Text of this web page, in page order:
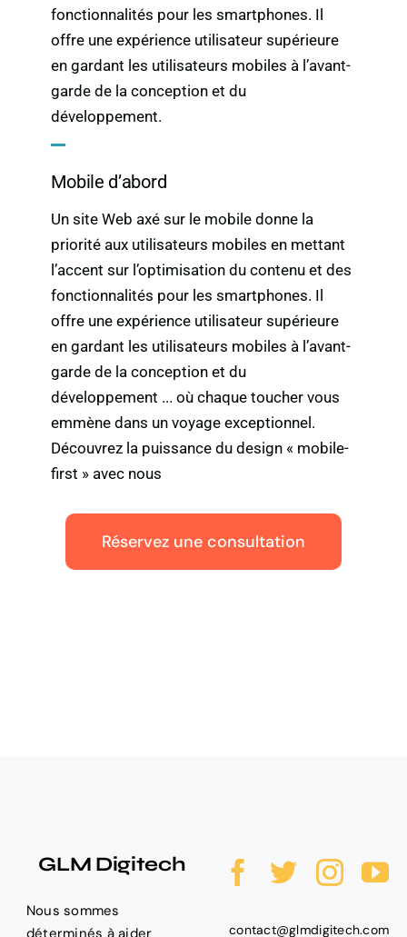
fonctionnalités pour les smartphones. Il
offre une expérience utilisateur supérieure
en gardant les utilisateurs mobiles à l’avant-
garde de la conception et du
développement.
Mobile d’abord
Un site Web axé sur le mobile donne la
priorité aux utilisateurs mobiles en mettant
l’accent sur l’optimisation du contenu et des
fonctionnalités pour les smartphones. Il
offre une expérience utilisateur supérieure
en gardant les utilisateurs mobiles à l’avant-
garde de la conception et du
développement ... où chaque toucher vous
emmène dans un voyage exceptionnel.
Découvrez la puissance du design « mobile-
first » avec nous
Réservez une consultation
GLM Digitech
Nous sommes
déterminés à aider
contact@glmdigitech.com